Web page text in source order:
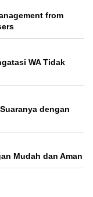
from
WA Tidak
dengan
Mudah dan Aman